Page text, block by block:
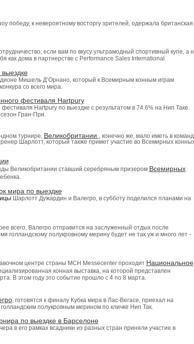
победу, к невероятному восторгу зрителей, одержала британская
если вам по вкусу ультрамодный спортивный купе, а
как дома в партнерстве с Performance Sales International
Мишель Д’Орнано, который к Всемирным конным играм
со всего мира.
фестиваля Hartpury
Hartpury по выездке с результатом в 74.6% на Нип Таке.
Гран-При.
турнире, Великобритании
, конечно же, мало иметь в
Шарлотт, который также примет участие во Всемирных
Великобритании ставший серебряным призером Всемирных
мира по выездке
Шарлотт Дужардин и Валегро, в субботу поделился планами на
всего, Валегро отправится на заслуженный отдых после
голландскому полукровному мерину будет не так уж и много лет -
центре страны MCH Messecenter проходит Национальное
конная выставка, на которой представлен
В этом году это событие прошло с 4 по 8 марта.
, готовятся к финалу Кубка мира в Лас-Вегасе, приехал на
полукровным мерином по кличке Нип Так.
по выездке в Барселоне
в его рамках всадники из разных стран приняли участие в